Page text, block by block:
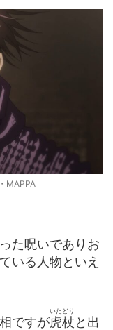
MAPPA
た呪いでありお
いる人物といえ
ですが虎杖
いたどり
と出